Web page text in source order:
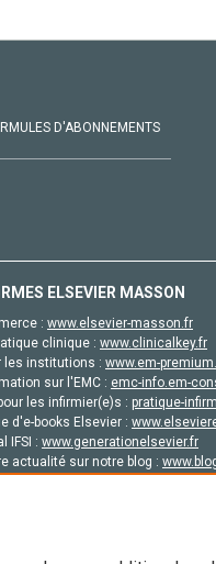
D'ABONNEMENTS
ELSEVIER MASSON
: www.elsevier-masson.fr
clinique : www.clinicalkey.fr
les institutions : www.em-
sur l'EMC : emc-info.em-
les infirmier(e)s : pratique-
d'e-books Elsevier :
IFSI : www.generationelsevier.fr
actualité sur notre blog :